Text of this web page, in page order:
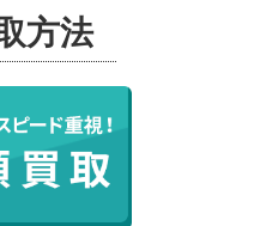
方法